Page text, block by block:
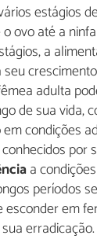
estágios
ovo até a
a
adulta
de sua vida,
condições
por
a
períodos
em
erradicação.